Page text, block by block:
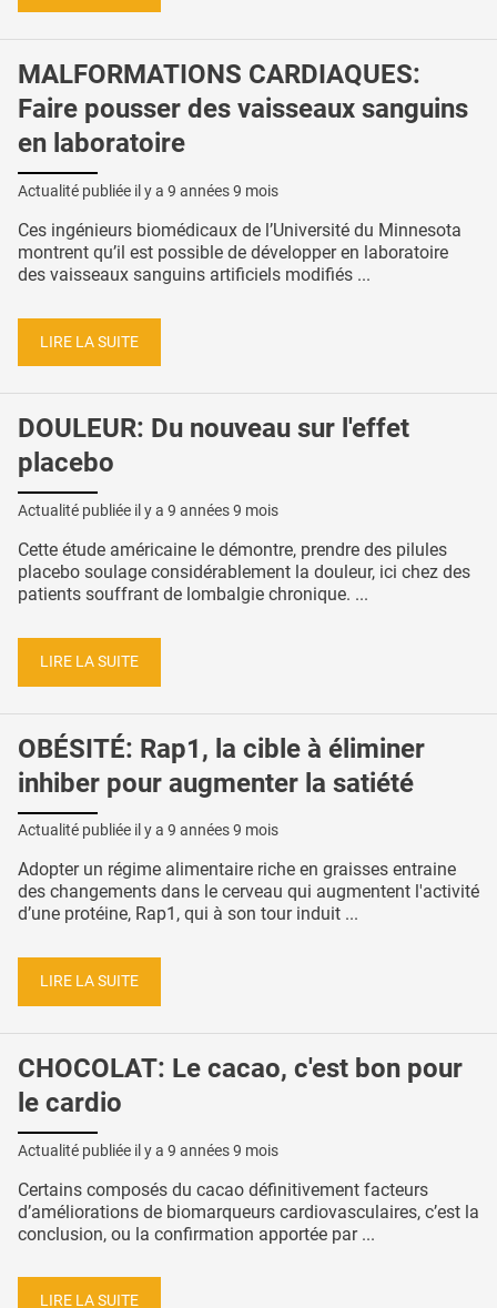
MALFORMATIONS CARDIAQUES:
Faire pousser des vaisseaux sanguins
en laboratoire
Actualité publiée il y a 9 années 9 mois
Ces ingénieurs biomédicaux de l’Université du Minnesota
montrent qu’il est possible de développer en laboratoire
des vaisseaux sanguins artificiels modifiés ...
LIRE LA SUITE
DOULEUR: Du nouveau sur l'effet
placebo
Actualité publiée il y a 9 années 9 mois
Cette étude américaine le démontre, prendre des pilules
placebo soulage considérablement la douleur, ici chez des
patients souffrant de lombalgie chronique. ...
LIRE LA SUITE
OBÉSITÉ: Rap1, la cible à éliminer
inhiber pour augmenter la satiété
Actualité publiée il y a 9 années 9 mois
Adopter un régime alimentaire riche en graisses entraine
des changements dans le cerveau qui augmentent l'activité
d’une protéine, Rap1, qui à son tour induit ...
LIRE LA SUITE
CHOCOLAT: Le cacao, c'est bon pour
le cardio
Actualité publiée il y a 9 années 9 mois
Certains composés du cacao définitivement facteurs
d’améliorations de biomarqueurs cardiovasculaires, c’est la
conclusion, ou la confirmation apportée par ...
LIRE LA SUITE